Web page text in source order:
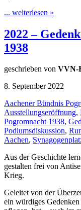
... weiterlesen »
2022 –
1938
geschrieben von VVN-
8. September 2022
Aachener Bündnis
Ausstellungseröffnung,
Pogromnacht 1938,
Podiumsdiskussion,
Aachen,
Aus der Geschichte
gestalten frei von
Krieg.
Geleitet von der
ein würdiges